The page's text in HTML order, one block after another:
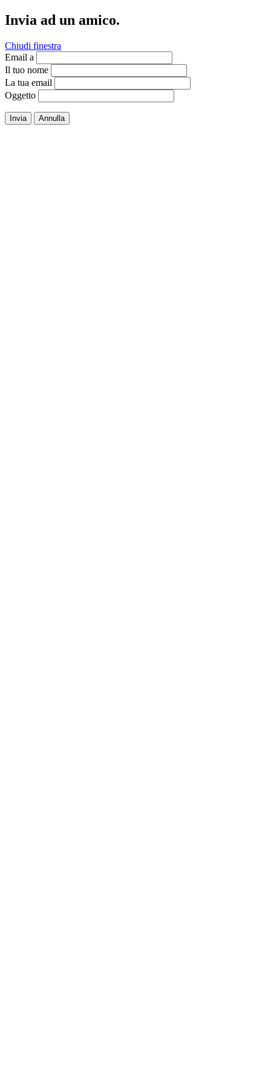
Invia ad un amico.
Chiudi finestra
Email a
Il tuo nome
La tua email
Oggetto
Invia Annulla